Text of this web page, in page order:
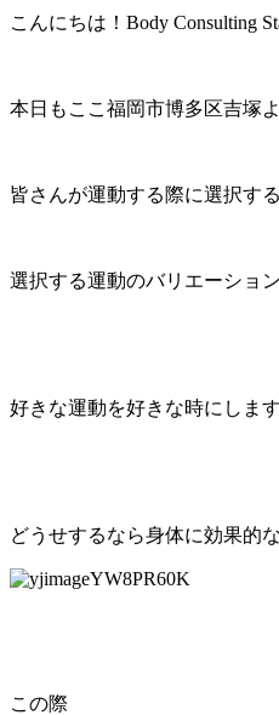
こんにちは！Body Consulting
本日もここ福岡市博多区吉塚
皆さんが運動する際に選択す
選択する運動のバリエーショ
好きな運動を好きな時にしま
どうせするなら身体に効果的
この際